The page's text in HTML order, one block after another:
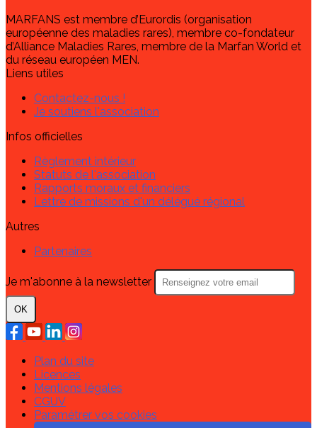
MARFANS est membre d’Eurordis (organisation
européenne des maladies rares), membre co-fondateur
d’Alliance Maladies Rares, membre de la Marfan World et
du réseau européen MEN.
Liens utiles
Contactez-nous !
Je soutiens l'association
Infos officielles
Règlement intérieur
Statuts de l'association
Rapports moraux et financiers
Lettre de missions d'un délégué régional
Autres
Partenaires
Je m'abonne à la newsletter
OK
Plan du site
Licences
Mentions légales
CGUV
Paramétrer vos cookies